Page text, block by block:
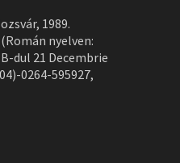
1989.
(Román nyelven:
dul 21 Decembrie
0264-595927,